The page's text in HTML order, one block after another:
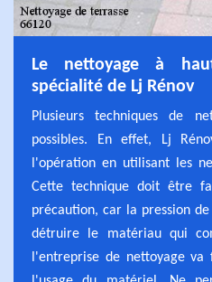
Le nettoyage à
spécialité de Lj Rénov
Plusieurs techniques de
possibles. En effet, Lj
l'opération en utilisant les
Cette technique doit être
précaution, car la pression
détruire le matériau qui
l'entreprise de nettoyage